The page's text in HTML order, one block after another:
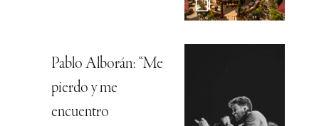
Pablo Alborán: “Me
pierdo y me
encuentro